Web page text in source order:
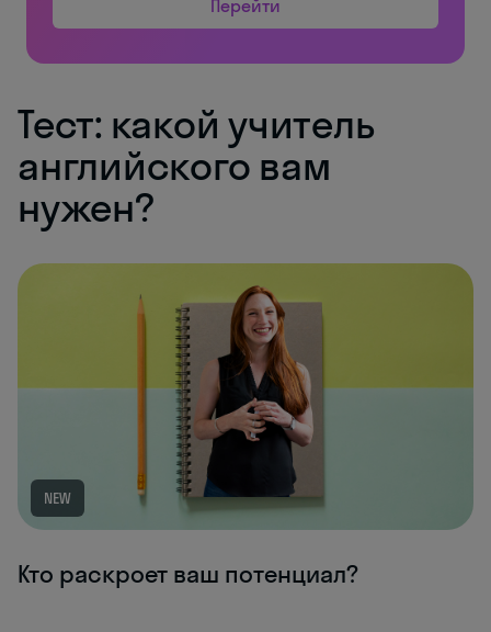
Перейти
Тест: какой учитель
английского вам
нужен?
NEW
Кто раскроет ваш потенциал?